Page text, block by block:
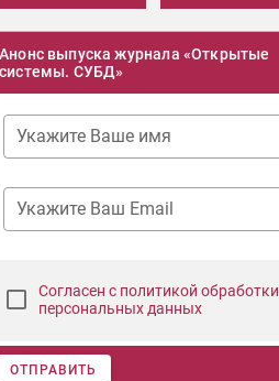
Анонс выпуска журнала «Открытые
системы. СУБД»
Укажите Ваше имя
Укажите Ваш Email
Согласен с политикой обработки
персональных данных
ОТПРАВИТЬ